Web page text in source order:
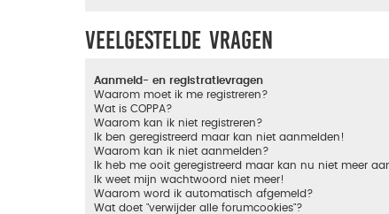
Veelgestelde vragen
Aanmeld- en registratievragen
Waarom moet ik me registreren?
Wat is COPPA?
Waarom kan ik niet registreren?
Ik ben geregistreerd maar kan niet aanmelden!
Waarom kan ik niet aanmelden?
Ik heb me ooit geregistreerd maar kan nu niet meer
Ik weet mijn wachtwoord niet meer!
Waarom word ik automatisch afgemeld?
Wat doet "verwijder alle forumcookies"?